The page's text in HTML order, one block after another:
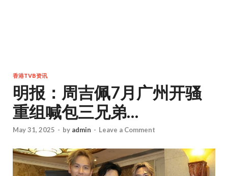
香港TVB资讯
明报：周吉佩7月广州开骚
重组喊包三兄弟…
May 31, 2025 - by admin - Leave a Comment